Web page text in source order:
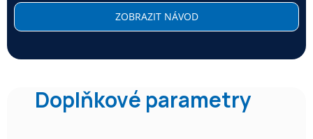
ZOBRAZIT NÁVOD
Doplňkové parametry